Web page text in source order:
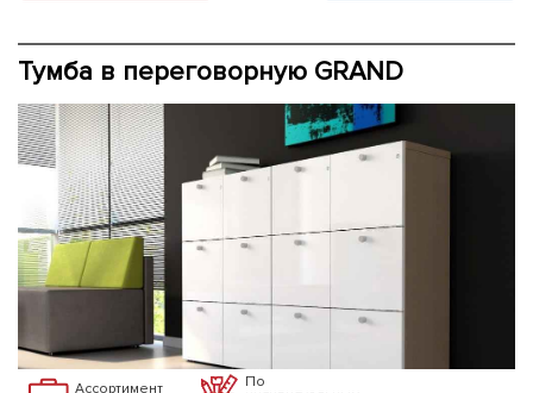
Тумба в переговорную GRAND
Ассортимент
По